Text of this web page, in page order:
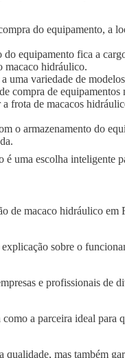
do equipamento, a
equipamento fica a
macaco hidráulico.
uma variedade de
compra de equipamentos
frota de macacos
o armazenamento do
uma escolha inteligente
de macaco hidráulico
sobre o
e profissionais de
a parceira ideal para
mas também